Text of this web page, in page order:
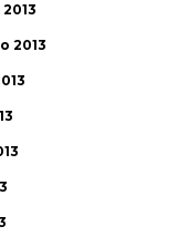
2013